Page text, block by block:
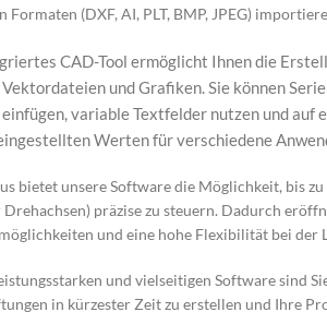
Formaten (DXF, AI, PLT, BMP, JPEG)
CAD-Tool ermöglicht Ihnen die
und Grafiken. Sie können
variable Textfelder nutzen und auf
Werten für verschiedene
bietet unsere Software die Möglichkeit, bis zu
Drehachsen) präzise zu steuern. Dadurch
und eine hohe Flexibilität bei der
und vielseitigen Software sind
in kürzester Zeit zu erstellen und Ihre